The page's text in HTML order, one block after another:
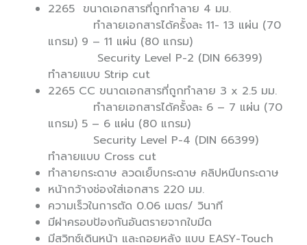
2265 ขนาดเอกสารที่ถูกทำลาย 4 มม.
ทำลายเอกสารได้ครั้งละ 11- 13 แผ่น (70
แกรม) 9 – 11 แผ่น (80 แกรม)
Security Level P-2 (DIN 66399)
ทำลายแบบ Strip cut
2265 CC ขนาดเอกสารที่ถูกทำลาย 3 x 2.5 มม.
ทำลายเอกสารได้ครั้งละ 6 – 7 แผ่น (70
แกรม) 5 – 6 แผ่น (80 แกรม)
Security Level P-4 (DIN 66399)
ทำลายแบบ Cross cut
ทำลายกระดาษ ลวดเย็บกระดาษ คลิปหนีบกระดาษ
หน้ากว้างช่องใส่เอกสาร 220 มม.
ความเร็วในการตัด 0.06 เมตร/ วินาที
มีฝาครอบป้องกันอันตรายจากใบมีด
มีสวิทซ์เดินหน้า และถอยหลัง แบบ EASY-Touch